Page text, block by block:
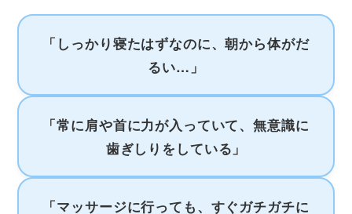
「しっかり寝たはずなのに、朝から体がだ
るい…」
「常に肩や首に力が入っていて、無意識に
歯ぎしりをしている」
「マッサージに行っても、すぐガチガチに